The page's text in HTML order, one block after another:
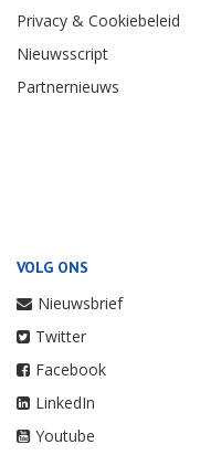
Privacy & Cookiebeleid
Nieuwsscript
Partnernieuws
VOLG ONS
Nieuwsbrief
Twitter
Facebook
LinkedIn
Youtube